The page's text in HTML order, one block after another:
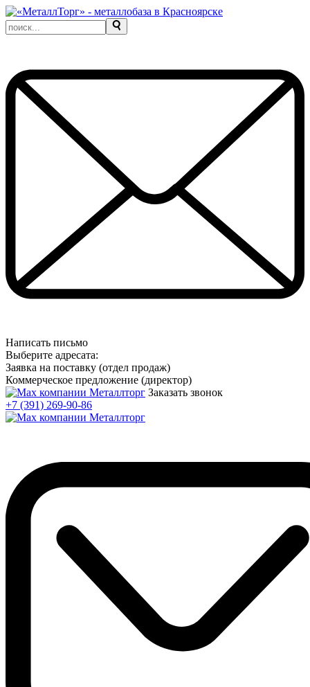
Написать письмо
Выберите адресата:
Заявка на поставку (отдел продаж)
Коммерческое предложение (директор)
Заказать звонок
+7 (391) 269-90-86